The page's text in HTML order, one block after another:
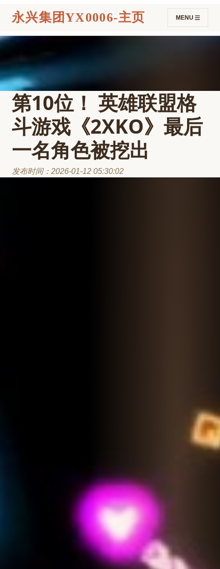
永兴集团YX0006-主页 MENU
第10位！ 英雄联盟格
斗游戏《2XKO》最后
一名角色被挖出
发布时间：2026-01-12 05:30:02